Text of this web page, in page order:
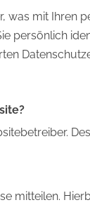
mit Ihren
persönlich